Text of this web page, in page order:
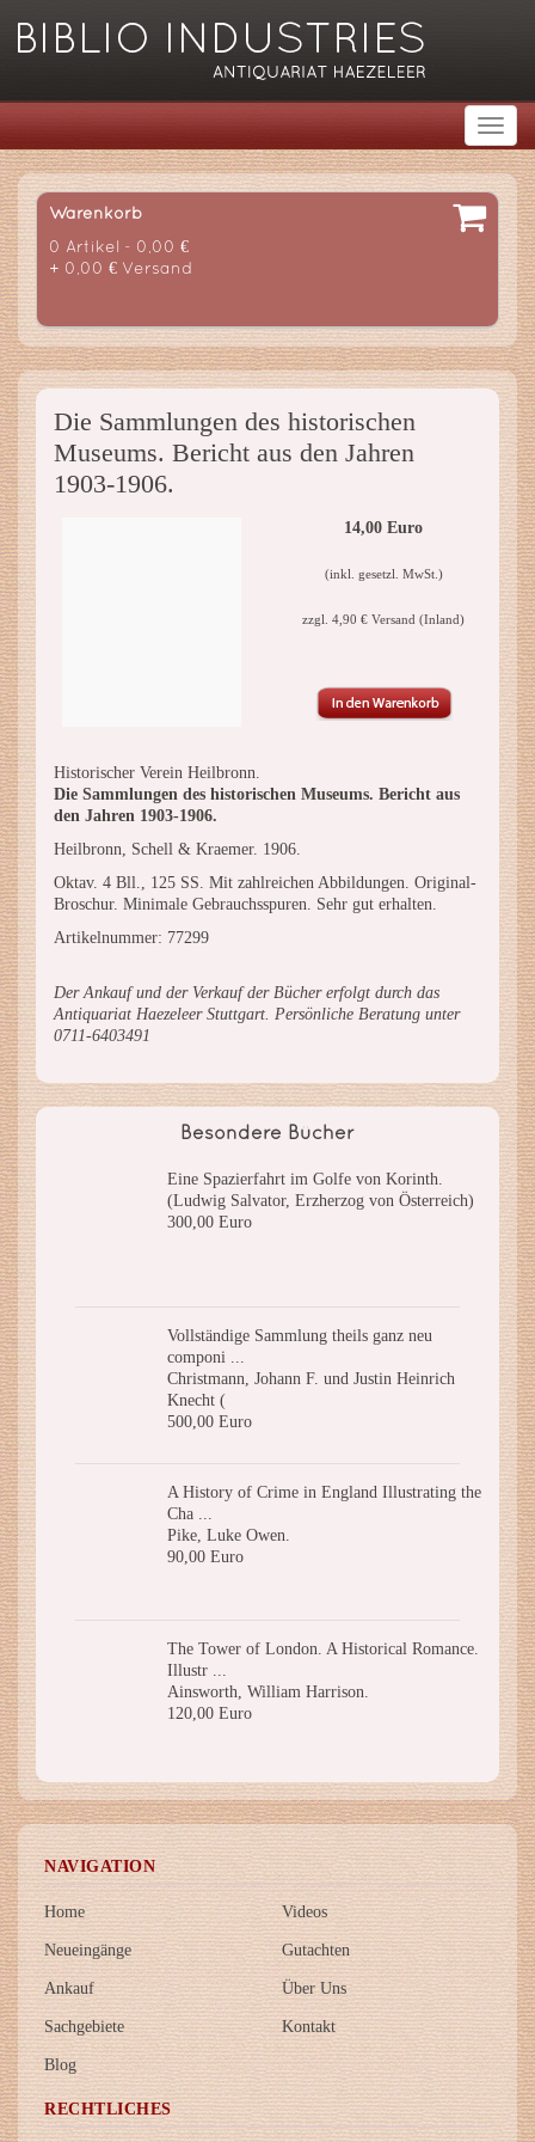
Warenkorb
0 Artikel - 0,00 €
+ 0,00 € Versand
Die Sammlungen des historischen
Museums. Bericht aus den Jahren
1903-1906.
14,00 Euro
(inkl. gesetzl. MwSt.)
zzgl. 4,90 € Versand (Inland)
Historischer Verein Heilbronn.
Die Sammlungen des historischen Museums. Bericht aus
den Jahren 1903-1906.
Heilbronn, Schell & Kraemer. 1906.
Oktav. 4 Bll., 125 SS. Mit zahlreichen Abbildungen. Original-
Broschur. Minimale Gebrauchsspuren. Sehr gut erhalten.
Artikelnummer: 77299
Der Ankauf und der Verkauf der Bücher erfolgt durch das
Antiquariat Haezeleer Stuttgart. Persönliche Beratung unter
0711-6403491
Besondere Bücher
Eine Spazierfahrt im Golfe von Korinth.
(Ludwig Salvator, Erzherzog von Österreich)
300,00 Euro
Vollständige Sammlung theils ganz neu
componi ...
Christmann, Johann F. und Justin Heinrich
Knecht (
500,00 Euro
A History of Crime in England Illustrating the
Cha ...
Pike, Luke Owen.
90,00 Euro
The Tower of London. A Historical Romance.
Illustr ...
Ainsworth, William Harrison.
120,00 Euro
NAVIGATION
Home
Neueingänge
Ankauf
Sachgebiete
Blog
Videos
Gutachten
Über Uns
Kontakt
RECHTLICHES